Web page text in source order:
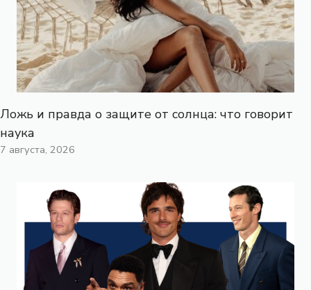
Ложь и правда о защите от солнца: что говорит
наука
7 августа, 2026